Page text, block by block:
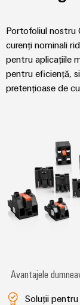
tratarea
uzate
Soluții
în
industria
apei
Utilaje
Soluții
pentru
diferitele
sectoare
de
fabricilor
și
Unelte
de
marcare
Lămpi
Portofoliul nostru
curenți nominali
pentru aplicațiile
pentru eficiență,
pretențioase de
Avantajele
Soluții